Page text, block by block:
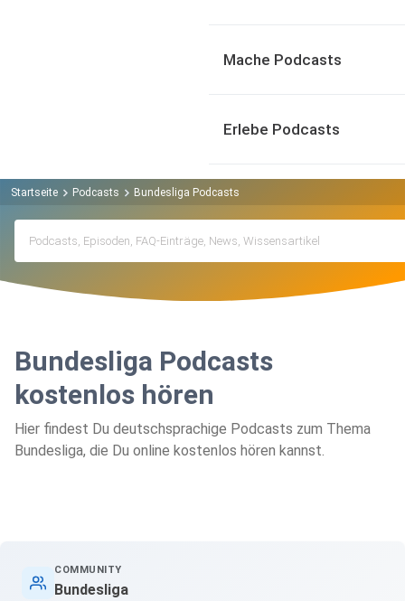
Mache Podcasts
Erlebe Podcasts
Startseite Podcasts Bundesliga Podcasts
Bundesliga Podcasts
kostenlos hören
Hier findest Du deutschsprachige Podcasts zum Thema
Bundesliga, die Du online kostenlos hören kannst.
COMMUNITY
Bundesliga